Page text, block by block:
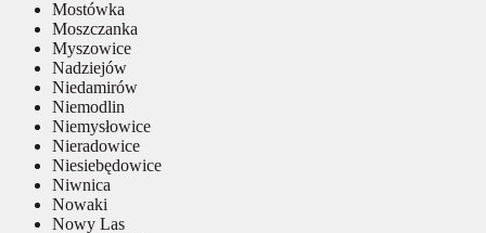
Mostówka
Moszczanka
Myszowice
Nadziejów
Niedamirów
Niemodlin
Niemysłowice
Nieradowice
Niesiebędowice
Niwnica
Nowaki
Nowy Las